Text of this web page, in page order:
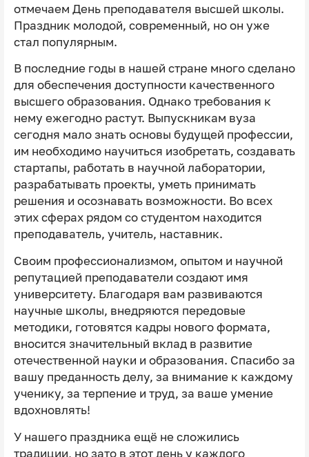
отмечаем День преподавателя высшей школы.
Праздник молодой, современный, но он уже
стал популярным.
В последние годы в нашей стране много сделано
для обеспечения доступности качественного
высшего образования. Однако требования к
нему ежегодно растут. Выпускникам вуза
сегодня мало знать основы будущей профессии,
им необходимо научиться изобретать, создавать
стартапы, работать в научной лаборатории,
разрабатывать проекты, уметь принимать
решения и осознавать возможности. Во всех
этих сферах рядом со студентом находится
преподаватель, учитель, наставник.
Своим профессионализмом, опытом и научной
репутацией преподаватели создают имя
университету. Благодаря вам развиваются
научные школы, внедряются передовые
методики, готовятся кадры нового формата,
вносится значительный вклад в развитие
отечественной науки и образования. Спасибо за
вашу преданность делу, за внимание к каждому
ученику, за терпение и труд, за ваше умение
вдохновлять!
У нашего праздника ещё не сложились
традиции, но зато в этот день у каждого